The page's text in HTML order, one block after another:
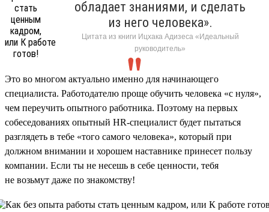
обладает знаниями, и сделать
из него человека».
Цитата из книги Ицхака Адизеса «Идеальный
руководитель»
Это во многом актуально именно для начинающего
специалиста. Работодателю проще обучить человека «с нуля»,
чем переучить опытного работника. Поэтому на первых
собеседованиях опытный HR-специалист будет пытаться
разглядеть в тебе «того самого человека», который при
должном внимании и хорошем наставнике принесет пользу
компании. Если ты не несешь в себе ценности, тебя
не возьмут даже по знакомству!